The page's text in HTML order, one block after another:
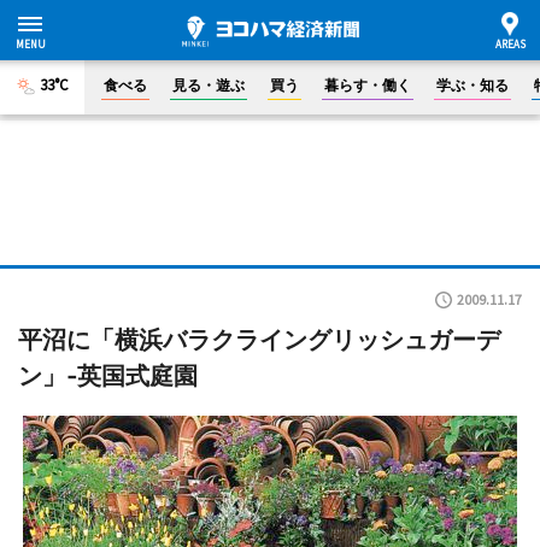
33°C 食べる 見る・遊ぶ 買う 暮らす・働く 学ぶ・知る
2009.11.17
平沼に「横浜バラクライングリッシュガーデ
ン」‐英国式庭園